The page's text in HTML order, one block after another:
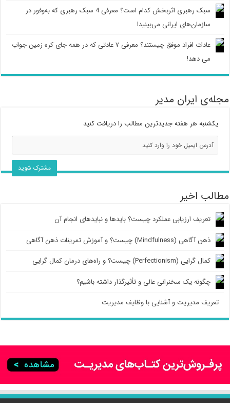
سبک رهبری اثربخش کدام است؟ معرفی 4 سبک رهبری که به‌وفور در
سازمان‌های ایرانی می‌بینید!
عادات افراد موفق چیستند؟ معرفی ۷ عادتی که در همه جای کره زمین جواب
می دهد!
مجله‌ی ایران مدیر
یکشنبه هر هفته جدیدترین مطالب را دریافت کنید
مطالب اخیر
تعریف ارزیابی عملکرد چیست؟ بایدها و نبایدهای انجام آن
ذهن آگاهی (Mindfulness) چیست؟ و آموزش تمرینات ذهن آگاهی
کمال گرایی (Perfectionism) چیست؟ و راه‌های درمان کمال گرایی
چگونه یک سخنرانی عالی و تأثیرگذار داشته باشیم؟
تعریف مدیریت و آشنایی با وظایف مدیریت